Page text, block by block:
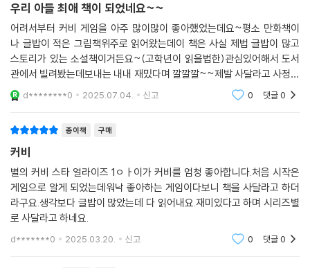
우리 아들 최애 책이 되었네요~~
어려서부터 커비 게임을 아주 많이많이 좋아했었는데요~평소 만화책이
나 글밥이 적은 그림책위주로 읽어왔는데이 책은 사실 제법 글밥이 많고
스토리가 있는 소설책이거든요~(고학년이 읽을법한)관심있어해서 도서
관에서 빌려봤는데보내는 내내 재밌다며 깔깔깔~~제발 사달라고 사정사
정을해서 구입했습니다!!구입후에도 두번더읽네요~~
d********0 2025.07.04. 신고 0 댓글0
종이책 구매
커비
별의 커비 스타 얼라이즈 1ㅇㅏ이가 커비를 엄청 좋아합니다.처음 시작은
게임으로 알게 되었는데워낙 좋아하는 게임이다보니 책을 사달라고 하더
라구요.생각보다 글밥이 많았는데 다 읽어내요.재미있다고 하며 시리즈별
로 사달라고 하네요.
d*******0 2025.03.20. 신고 0 댓글0